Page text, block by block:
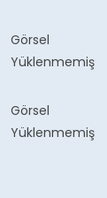
Görsel
Yüklenmemiş
Görsel
Yüklenmemiş